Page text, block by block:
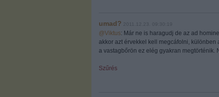
umad? 2011.12.23. 09:30:19
@Viktus: Már ne is haragudj de az ad
akkor azt érvekkel kell megcáfolni,
a vastagbőrön ez elég gyakran megtörténik.
Szűrés